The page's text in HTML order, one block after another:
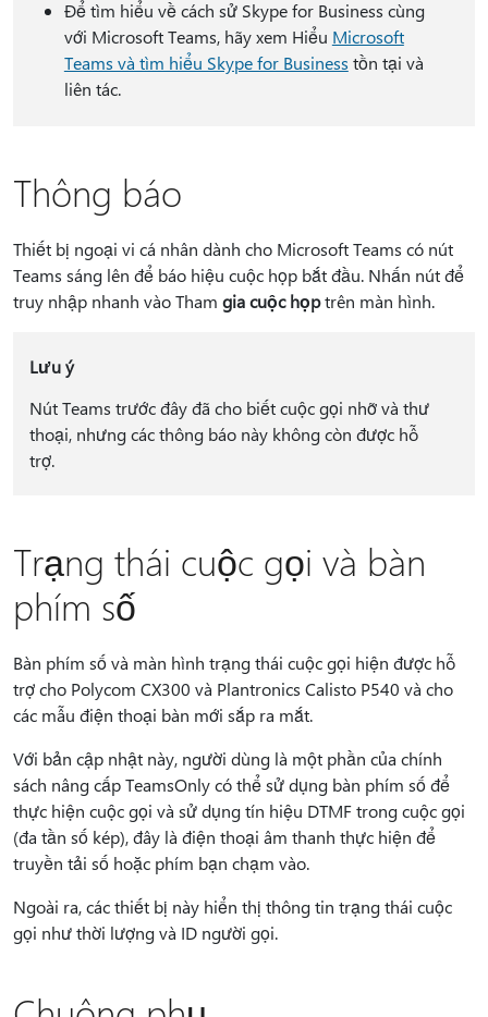
Để tìm hiểu về cách sử Skype for Business cùng
với Microsoft Teams, hãy xem Hiểu Microsoft
Teams và tìm hiểu Skype for Business tồn tại và
liên tác.
Thông báo
Thiết bị ngoại vi cá nhân dành cho Microsoft Teams có nút
Teams sáng lên để báo hiệu cuộc họp bắt đầu. Nhấn nút để
truy nhập nhanh vào Tham gia cuộc họptrên màn hình.
Lưu ý
Nút Teams trước đây đã cho biết cuộc gọi nhỡ và thư
thoại, nhưng các thông báo này không còn được hỗ
trợ.
Trạng thái cuộc gọi và bàn
phím số
Bàn phím số và màn hình trạng thái cuộc gọi hiện được hỗ
trợ cho Polycom CX300 và Plantronics Calisto P540 và cho
các mẫu điện thoại bàn mới sắp ra mắt.
Với bản cập nhật này, người dùng là một phần của chính
sách nâng cấp TeamsOnly có thể sử dụng bàn phím số để
thực hiện cuộc gọi và sử dụng tín hiệu DTMF trong cuộc gọi
(đa tần số kép), đây là điện thoại âm thanh thực hiện để
truyền tải số hoặc phím bạn chạm vào.
Ngoài ra, các thiết bị này hiển thị thông tin trạng thái cuộc
gọi như thời lượng và ID người gọi.